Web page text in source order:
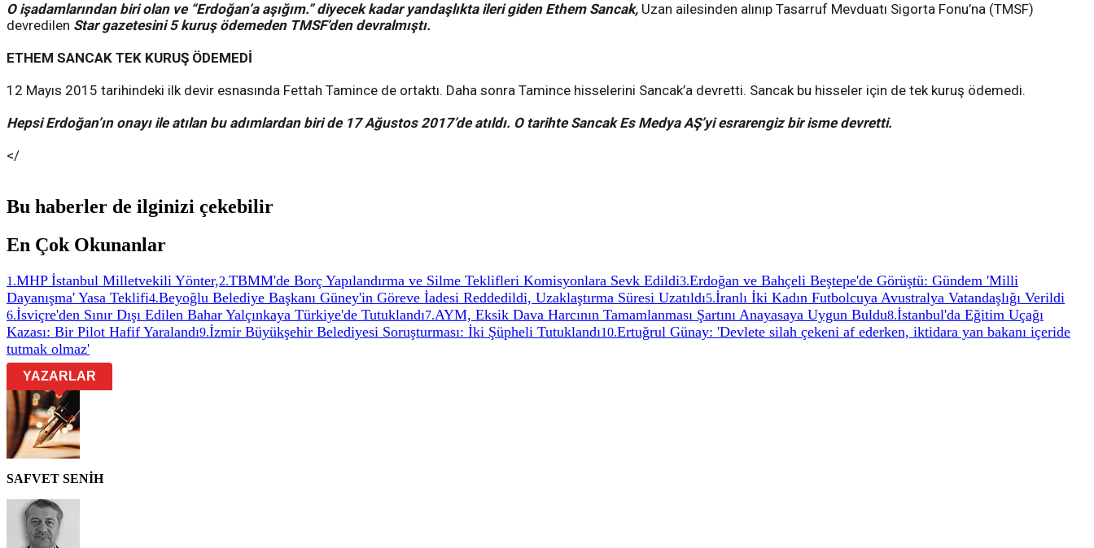
O işadamlarından biri olan ve “Erdoğan’a aşığım.” diyecek kadar yandaşlıkta ileri giden Ethem Sancak, Uzan ailesinden alınıp Tasarruf Mevduatı Sigorta Fonu’na (TMSF)
devredilen Star gazetesini 5 kuruş ödemeden TMSF’den devralmıştı.
ETHEM SANCAK TEK KURUŞ ÖDEMEDİ
12 Mayıs 2015 tarihindeki ilk devir esnasında Fettah Tamince de ortaktı. Daha sonra Tamince hisselerini Sancak’a devretti. Sancak bu hisseler için de tek kuruş ödemedi.
Hepsi Erdoğan’ın onayı ile atılan bu adımlardan biri de 17 Ağustos 2017’de atıldı. O tarihte Sancak Es Medya AŞ’yi esrarengiz bir isme devretti.
</
Bu haberler de ilginizi çekebilir
En Çok Okunanlar
1 .MHP İstanbul Milletvekili Yönter,2.TBMM'de Borç Yapılandırma ve Silme Teklifleri Komisyonlara Sevk Edildi3.Erdoğan ve Bahçeli Beştepe'de Görüştü: Gündem 'Milli
Dayanışma' Yasa Teklifi4.Beyoğlu Belediye Başkanı Güney'in Göreve İadesi Reddedildi, Uzaklaştırma Süresi Uzatıldı5.İranlı İki Kadın Futbolcuya Avustralya Vatandaşlığı Verildi
6.İsviçre'den Sınır Dışı Edilen Bahar Yalçınkaya Türkiye'de Tutuklandı7.AYM, Eksik Dava Harcının Tamamlanması Şartını Anayasaya Uygun Buldu8.İstanbul'da Eğitim Uçağı
Kazası: Bir Pilot Hafif Yaralandı9.İzmir Büyükşehir Belediyesi Soruşturması: İki Şüpheli Tutuklandı10.Ertuğrul Günay: 'Devlete silah çekeni af ederken, iktidara yan bakanı içeride
tutmak olmaz'
YAZARLAR
SAFVET SENİH